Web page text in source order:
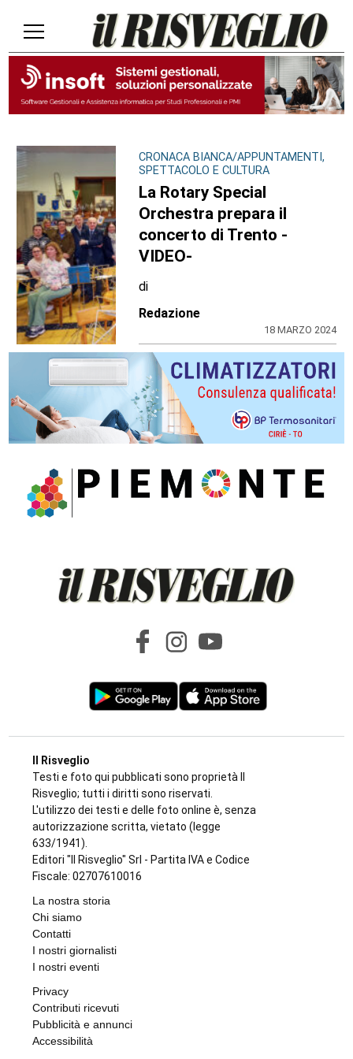
CRONACA BIANCA/APPUNTAMENTI,
SPETTACOLO E CULTURA
La Rotary Special
Orchestra prepara il
concerto di Trento -
VIDEO-
di
Redazione
18 MARZO 2024
Il Risveglio
Testi e foto qui pubblicati sono proprietà Il
Risveglio; tutti i diritti sono riservati.
L'utilizzo dei testi e delle foto online è, senza
autorizzazione scritta, vietato (legge
633/1941).
Editori "Il Risveglio" Srl - Partita IVA e Codice
Fiscale: 02707610016
La nostra storia
Chi siamo
Contatti
I nostri giornalisti
I nostri eventi
Privacy
Contributi ricevuti
Pubblicità e annunci
Accessibilità